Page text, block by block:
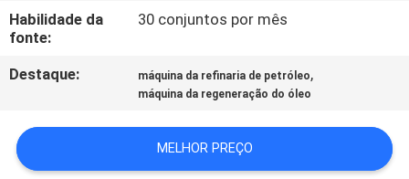
NOTÍCIA
UMAS
CITAÇÕES
Habilidade da
fonte:
30 conjuntos por mês
Destaque: máquina da refinaria de petróleo,
máquina da regeneração do óleo
MELHOR PREÇO